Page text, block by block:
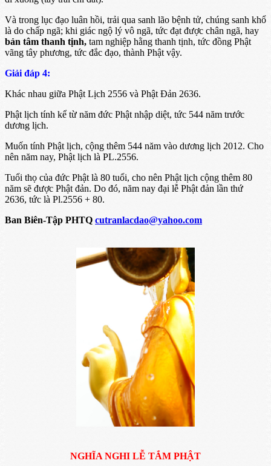
Và trong lục đạo luân hồi, trải qua sanh lão bệnh tử, chúng sanh khổ
là do chấp ngã; khi giác ngộ lý vô ngã, tức đạt được chân ngã, hay
bản tâm thanh tịnh, tam nghiệp hằng thanh tịnh, tức đồng Phật
vãng tây phương, tức đắc đạo, thành Phật vậy.
Giải đáp 4:
Khác nhau giữa Phật Lịch 2556 và Phật Ðản 2636.
Phật lịch tính kể từ năm đức Phật nhập diệt, tức 544 năm trước
dương lịch.
Muốn tính Phật lịch, cộng thêm 544 năm vào dương lịch 2012. Cho
nên năm nay, Phật lịch là PL.2556.
Tuổi thọ của đức Phật là 80 tuổi, cho nên Phật lịch cộng thêm 80
năm sẽ được Phật đản. Do đó, năm nay đại lễ Phật đản lần thứ
2636, tức là Pl.2556 + 80.
Ban Biên-Tập PHTQ cutranlacdao@yahoo.com
NGHĨA NGHI LỄ TẮM PHẬT